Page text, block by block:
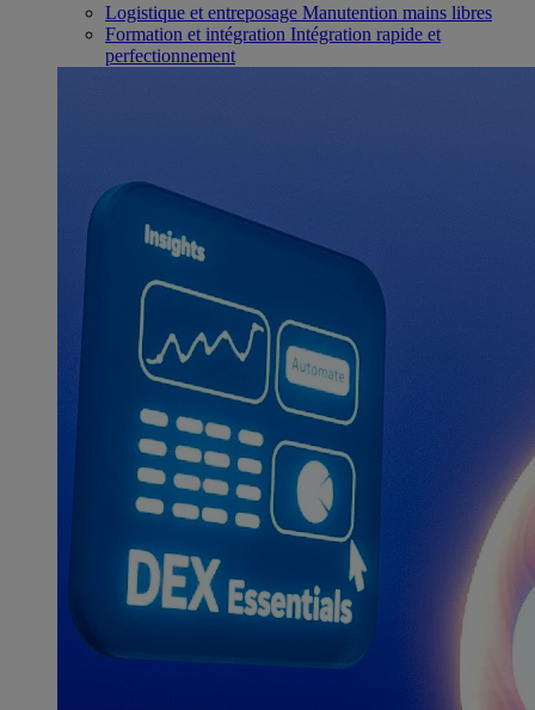
Logistique et entreposage Manutention mains libres
Formation et intégration Intégration rapide et
perfectionnement